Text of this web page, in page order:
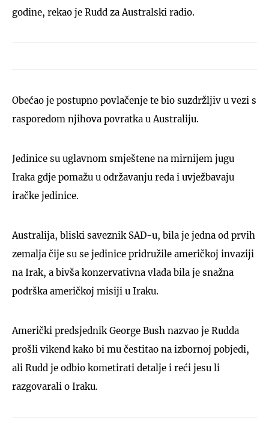
godine, rekao je Rudd za Australski radio.
Obećao je postupno povlačenje te bio suzdržljiv u vezi s
rasporedom njihova povratka u Australiju.
Jedinice su uglavnom smještene na mirnijem jugu
Iraka gdje pomažu u održavanju reda i uvježbavaju
iračke jedinice.
Australija, bliski saveznik SAD-u, bila je jedna od prvih
zemalja čije su se jedinice pridružile američkoj invaziji
na Irak, a bivša konzervativna vlada bila je snažna
podrška američkoj misiji u Iraku.
Američki predsjednik George Bush nazvao je Rudda
prošli vikend kako bi mu čestitao na izbornoj pobjedi,
ali Rudd je odbio kometirati detalje i reći jesu li
razgovarali o Iraku.